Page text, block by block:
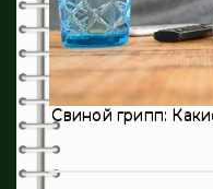
Стоматология
Терапия
Травматология
Свиной грипп: